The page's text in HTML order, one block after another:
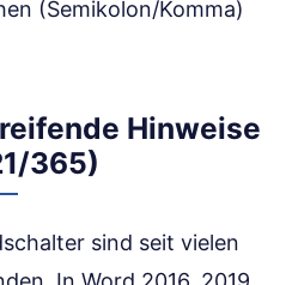
(Semikolon/Komma)
Hinweise
365)
sind seit vielen